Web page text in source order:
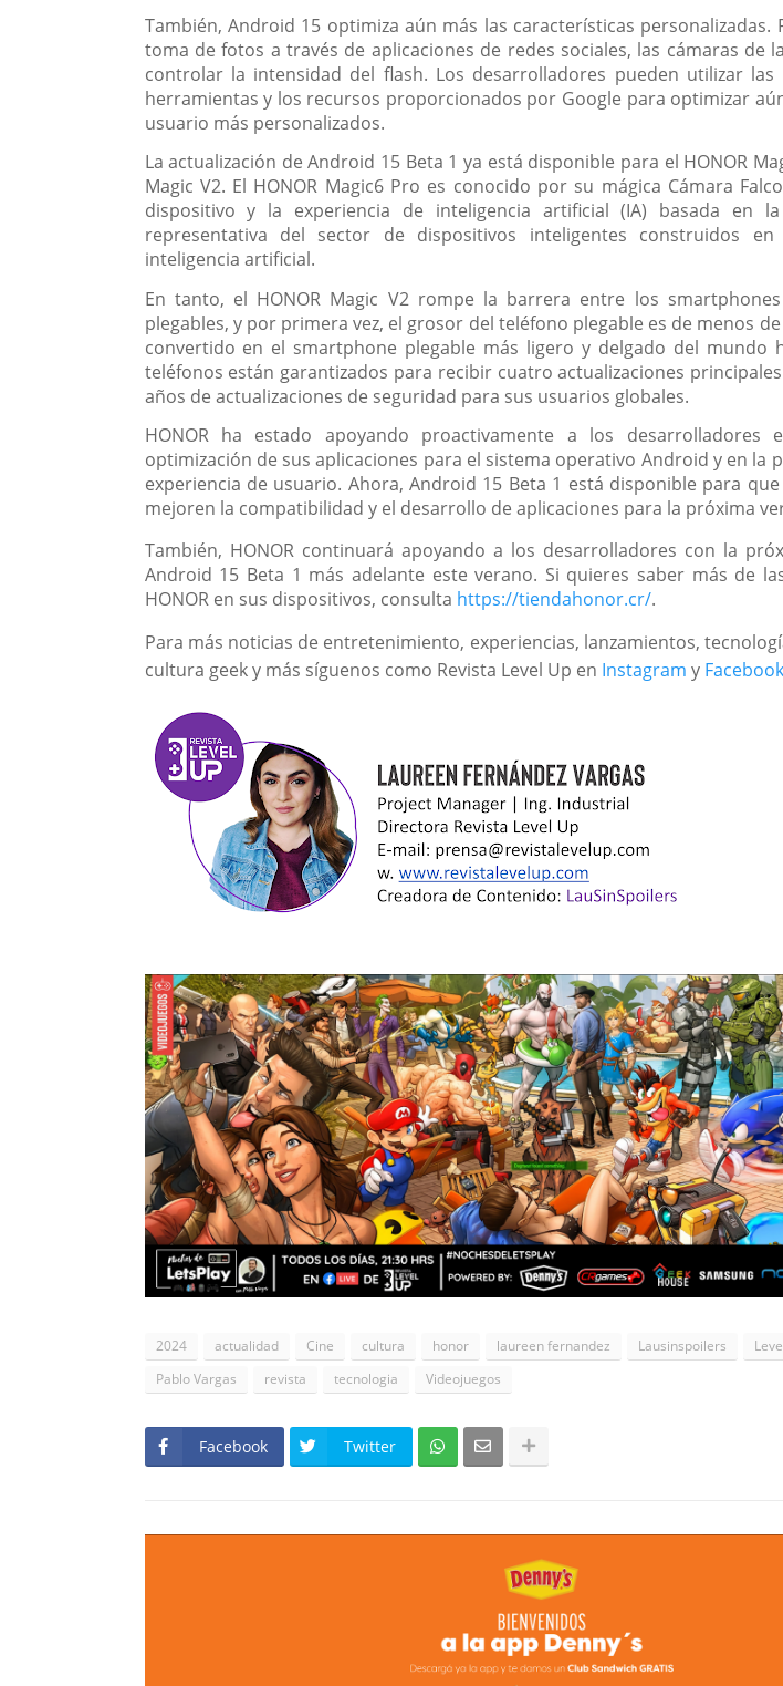
También, Android 15 optimiza aún más las características personalizadas.
toma de fotos a través de aplicaciones de redes sociales, las cámaras de
controlar la intensidad del flash. Los desarrolladores pueden utilizar las
herramientas y los recursos proporcionados por Google para optimizar
usuario más personalizados.
La actualización de Android 15 Beta 1 ya está disponible para el HONOR
Magic V2. El HONOR Magic6 Pro es conocido por su mágica Cámara
dispositivo y la experiencia de inteligencia artificial (IA) basada en
representativa del sector de dispositivos inteligentes construidos
inteligencia artificial.
En tanto, el HONOR Magic V2 rompe la barrera entre los
plegables, y por primera vez, el grosor del teléfono plegable es de menos
convertido en el smartphone plegable más ligero y delgado del mundo
teléfonos están garantizados para recibir cuatro actualizaciones principales
años de actualizaciones de seguridad para sus usuarios globales.
HONOR ha estado apoyando proactivamente a los desarrolladores
optimización de sus aplicaciones para el sistema operativo Android y en la
experiencia de usuario. Ahora, Android 15 Beta 1 está disponible para
mejoren la compatibilidad y el desarrollo de aplicaciones para la próxima
También, HONOR continuará apoyando a los desarrolladores con la
Android 15 Beta 1 más adelante este verano. Si quieres saber más de
HONOR en sus dispositivos, consulta https://tiendahonor.cr/.
Para más noticias de entretenimiento, experiencias, lanzamientos,
cultura geek y más síguenos como Revista Level Up en Instagram y Facebook
2024 actualidad Cine cultura honor laureen fernandez Lausinspoilers
Pablo Vargas
revista tecnologia Videojuegos
Facebook Twitter